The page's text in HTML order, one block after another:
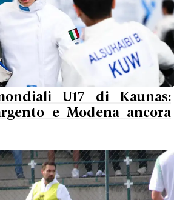
U17 di Kaunas:
e Modena ancora